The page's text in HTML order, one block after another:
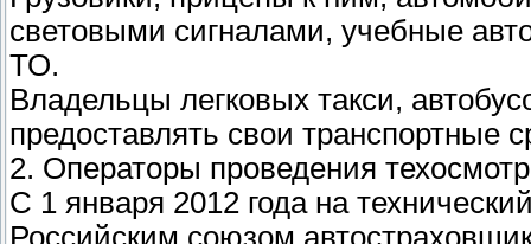
световыми сигналами, учебные
ТО.
Владельцы легковых такси,
предоставлять свои транспортные
2. Операторы проведения
С 1 января 2012 года на
Российским союзом